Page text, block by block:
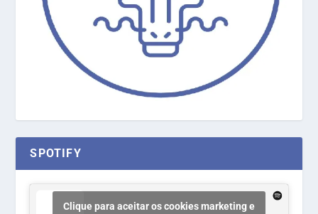
SPOTIFY
Clique para aceitar os cookies marketing e